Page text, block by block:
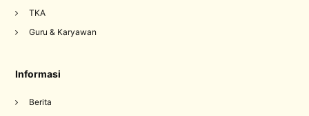
TKA
Guru & Karyawan
Informasi
Berita